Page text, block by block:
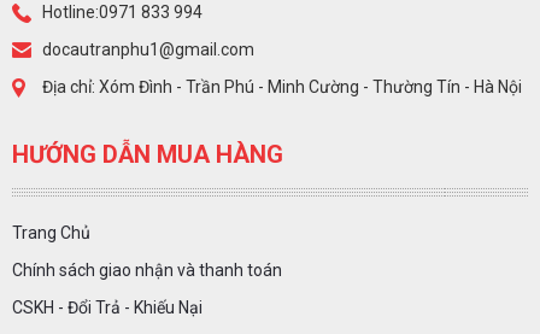
Hotline:0971 833 994
docautranphu1@gmail.com
Địa chỉ: Xóm Đình - Trần Phú - Minh Cường - Thường Tín - Hà Nội
HƯỚNG DẪN MUA HÀNG
Trang Chủ
Chính sách giao nhận và thanh toán
CSKH - Đổi Trả - Khiếu Nại